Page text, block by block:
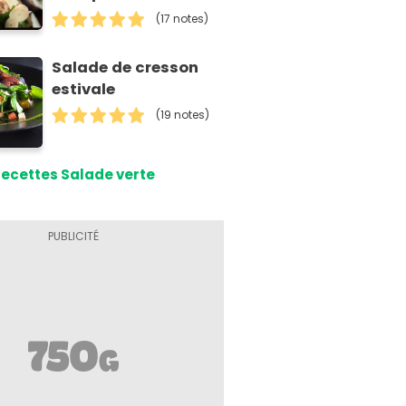
parmesan
(17 notes)
Salade de cresson
estivale
(19 notes)
Salade verte